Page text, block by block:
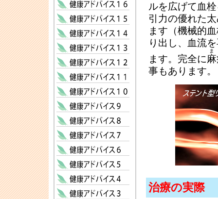
ルを広げて血
引力の優れた
ます（機械的
り出し、血流
ます。完全に
ま
事もあります。
治療の実際